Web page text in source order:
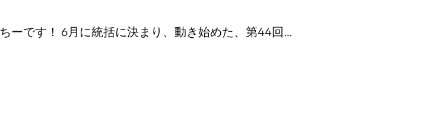
ーです！ 6月に統括に決まり、動き始めた、第44回…